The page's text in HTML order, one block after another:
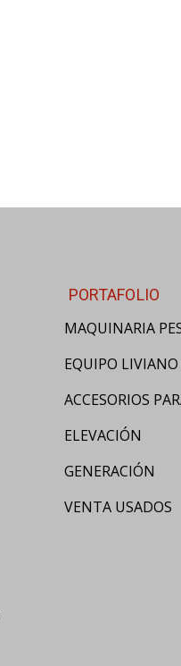
PORTAFOLIO
MAQUINARIA
EQUIPO LIVIANO
ACCESORIOS
ELEVACIÓN
GENERACIÓN
VENTA USADOS